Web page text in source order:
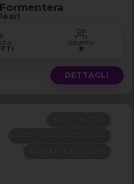
GRUPPO
8
DETTAGLI